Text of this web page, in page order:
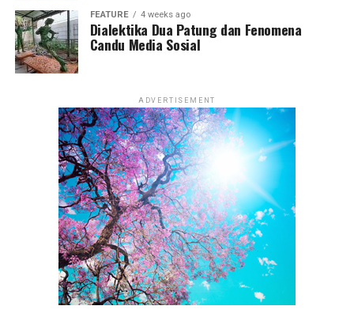
FEATURE 4 weeks ago
Dialektika Dua Patung dan Fenomena
Candu Media Sosial
ADVERTISEMENT